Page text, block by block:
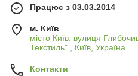
Працює з 03.03.2014
м. Київ
місто Київ, вулиця
Текстиль" , Київ, Україна
Контакти